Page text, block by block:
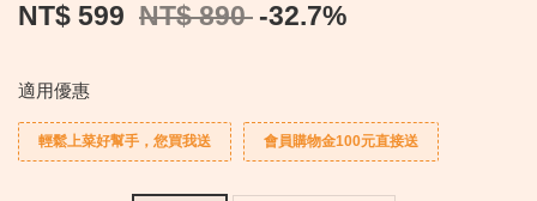
NT$ 599 NT$ 890 -32.7%
適用優惠
輕鬆上菜好幫手，您買我送 會員購物金100元直接送